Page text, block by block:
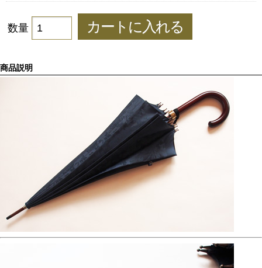
数量
商品説明